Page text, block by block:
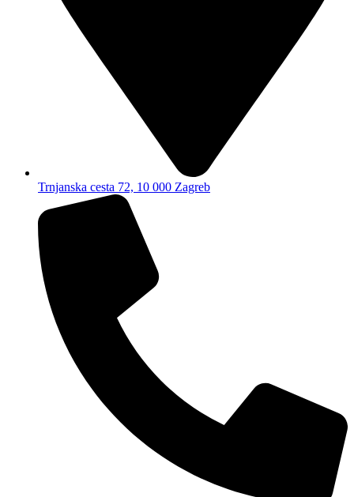
Trnjanska cesta 72, 10 000 Zagreb